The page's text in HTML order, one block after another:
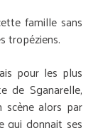
famille sans
tropéziens.
pour les plus
de Sganarelle,
scène alors par
qui donnait ses